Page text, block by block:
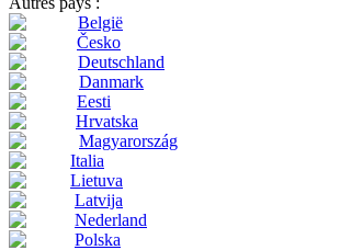
België
Česko
Deutschland
Danmark
Eesti
Hrvatska
Magyarország
Italia
Lietuva
Latvija
Nederland
Polska